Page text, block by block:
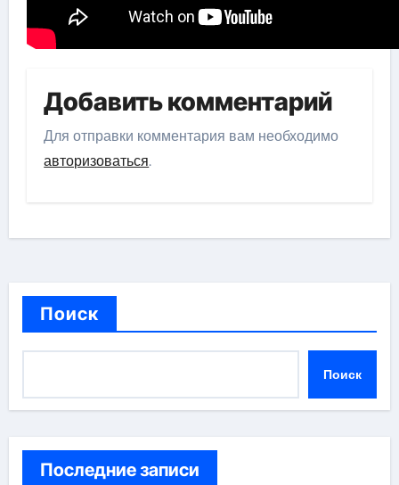
Добавить комментарий
Для отправки комментария вам необходимо
авторизоваться.
Поиск
Поиск
Последние записи